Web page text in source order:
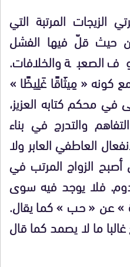
الزيجات المرتبة التي
حيث قلّ فيها الفشل
الصعبة والخلافات.
كونه « مِيثَاقًا غَلِيظًا »
في محكم كتابه العزيز،
والتدرج في بناء
العاطفي العابر ولا
أصبح الزواج المرتب في
فلا يوجد فيه سوى
» عن « حب » كما يقال.
ما لا يصمد كما قال